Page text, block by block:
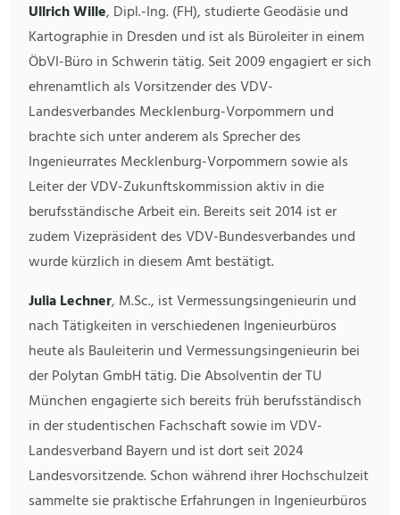
Ullrich Wille, Dipl.-Ing. (FH), studierte Geodäsie und
Kartographie in Dresden und ist als Büroleiter in einem
ÖbVI-Büro in Schwerin tätig. Seit 2009 engagiert er sich
ehrenamtlich als Vorsitzender des VDV-
Landesverbandes Mecklenburg-Vorpommern und
brachte sich unter anderem als Sprecher des
Ingenieurrates Mecklenburg-Vorpommern sowie als
Leiter der VDV-Zukunftskommission aktiv in die
berufsständische Arbeit ein. Bereits seit 2014 ist er
zudem Vizepräsident des VDV-Bundesverbandes und
wurde kürzlich in diesem Amt bestätigt.
Julia Lechner, M.Sc., ist Vermessungsingenieurin und
nach Tätigkeiten in verschiedenen Ingenieurbüros
heute als Bauleiterin und Vermessungsingenieurin bei
der Polytan GmbH tätig. Die Absolventin der TU
München engagierte sich bereits früh berufsständisch
in der studentischen Fachschaft sowie im VDV-
Landesverband Bayern und ist dort seit 2024
Landesvorsitzende. Schon während ihrer Hochschulzeit
sammelte sie praktische Erfahrungen in Ingenieurbüros